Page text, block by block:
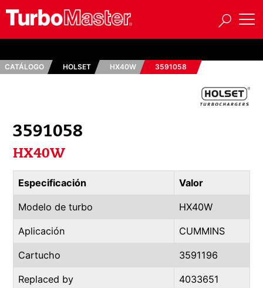
CATÁLOGO HOLSET HX40W 3591058
3591058
HX40W
Especificación Valor
Modelo de turbo HX40W
Aplicación CUMMINS
Cartucho 3591196
Replaced by 4033651